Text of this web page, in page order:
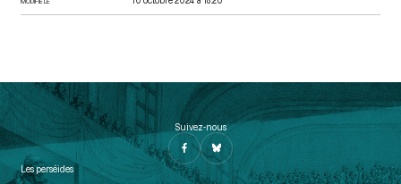
Suivez-nous
Les perséides